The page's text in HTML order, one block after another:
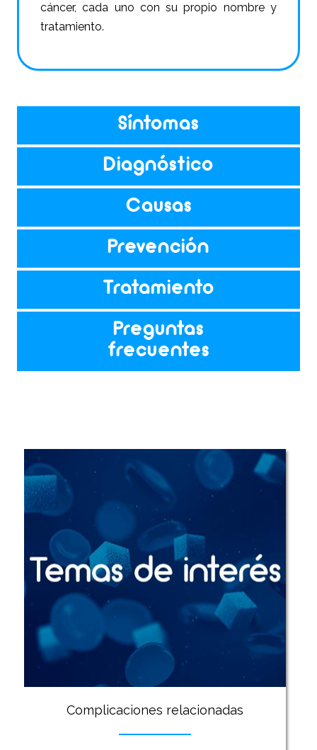
cáncer, cada uno con su propio nombre y
tratamiento.
Síntomas
Diagnóstico
Causas
Prevención
Tratamiento
Preguntas
frecuentes
Complicaciones relacionadas